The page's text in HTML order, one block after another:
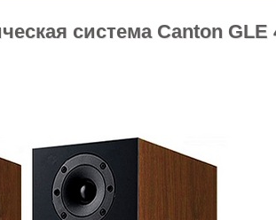
blu-ray
система Canton